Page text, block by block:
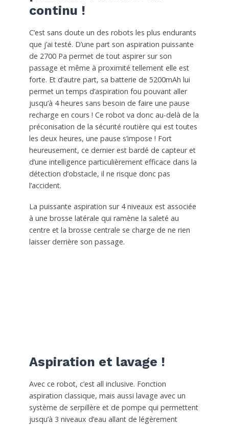
continu !
C’est sans doute un des robots les plus endurants
que j’ai testé. D’une part son aspiration puissante
de 2700 Pa permet de tout aspirer sur son
passage et même à proximité tellement elle est
forte. Et d’autre part, sa batterie de 5200mAh lui
permet un temps d’aspiration fou pouvant aller
jusqu’à 4 heures sans besoin de faire une pause
recharge en cours ! Ce robot va donc au-delà de la
préconisation de la sécurité routière qui est toutes
les deux heures, une pause s’impose ! Fort
heureusement, ce dernier est bardé de capteur et
d’une intelligence particulièrement efficace dans la
détection d’obstacle, il ne risque donc pas
l’accident.
La puissante aspiration sur 4 niveaux est associée
à une brosse latérale qui ramène la saleté au
centre et la brosse centrale se charge de ne rien
laisser derrière son passage.
Aspiration et lavage !
Avec ce robot, c’est all inclusive. Fonction
aspiration classique, mais aussi lavage avec un
système de serpillère et de pompe qui permettent
jusqu’à 3 niveaux d’eau allant de légèrement